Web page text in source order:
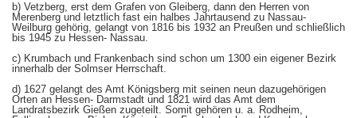
b) Vetzberg, erst dem Grafen von Gleiberg, dann den Herren von
Merenberg und letztlich fast ein halbes Jahrtausend zu Nassau-
Weilburg gehörig, gelangt von 1816 bis 1932 an Preußen und schließlich
bis 1945 zu Hessen- Nassau.
c) Krumbach und Frankenbach sind schon um 1300 ein eigener Bezirk
innerhalb der Solmser Herrschaft.
d) 1627 gelangt des Amt Königsberg mit seinen neun dazugehörigen
Orten an Hessen- Darmstadt und 1821 wird das Amt dem
Landratsbezirk Gießen zugeteilt. Somit gehören u. a. Rodheim,